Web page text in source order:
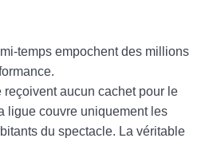
temps empochent des millions
reçoivent aucun cachet pour le
ligue couvre uniquement les
du spectacle. La véritable